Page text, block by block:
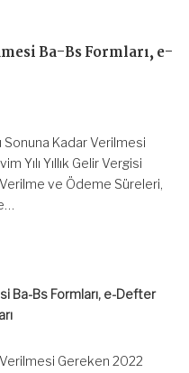
Ba-Bs Formları, e-
Sonuna Kadar Verilmesi
Yılı Yıllık Gelir Vergisi
ve Ödeme Süreleri,
Ba-Bs Formları, e-Defter
Gereken 2022